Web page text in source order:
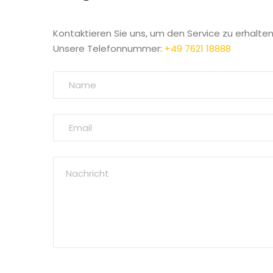
Kontaktieren Sie uns, um den Service zu
Unsere Telefonnummer: +49 7621 18888